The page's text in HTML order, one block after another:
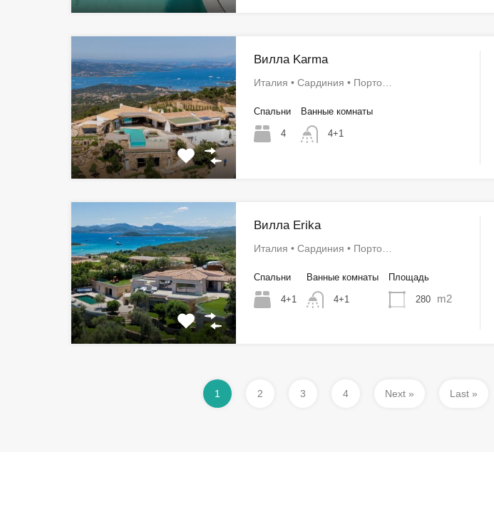
Вилла Karma
Италия • Сардиния • Порто…
Спальни
4
Ванные комнаты
4+1
Вилла Erika
Италия • Сардиния • Порто…
Спальни
4+1
Ванные комнаты
4+1
Площадь
280 m2
1 2 3 4 Next » Last »